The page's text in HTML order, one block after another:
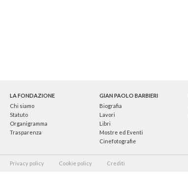
LA FONDAZIONE
Chi siamo
Statuto
Organigramma
Trasparenza
GIAN PAOLO BARBIERI
Biografia
Lavori
Libri
Mostre ed Eventi
Cinefotografie
Privacy policy Cookie policy Crediti